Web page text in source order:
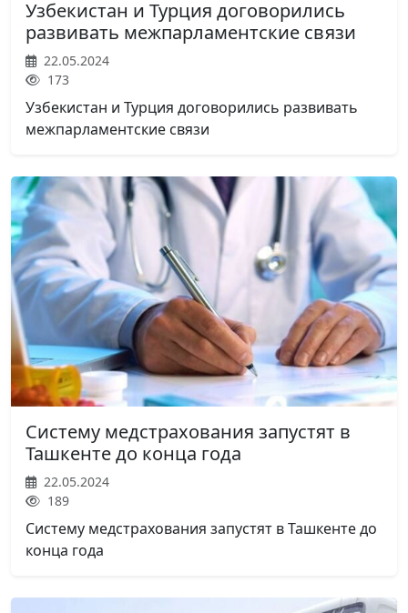
Узбекистан и Турция договорились
развивать межпарламентские связи
22.05.2024
173
Узбекистан и Турция договорились развивать
межпарламентские связи
Систему медстрахования запустят в
Ташкенте до конца года
22.05.2024
189
Систему медстрахования запустят в Ташкенте до
конца года